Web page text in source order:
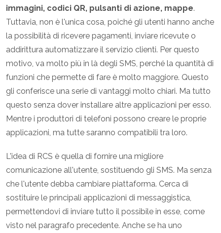
immagini, codici QR, pulsanti di azione, mappe.
Tuttavia, non è l'unica cosa, poiché gli utenti hanno anche
la possibilità di ricevere pagamenti, inviare ricevute o
addirittura automatizzare il servizio clienti. Per questo
motivo, va molto più in là degli SMS, perché la quantità di
funzioni che permette di fare è molto maggiore. Questo
gli conferisce una serie di vantaggi molto chiari. Ma tutto
questo senza dover installare altre applicazioni per esso.
Mentre i produttori di telefoni possono creare le proprie
applicazioni, ma tutte saranno compatibili tra loro.
L'idea di RCS è quella di fornire una migliore
comunicazione all'utente, sostituendo gli SMS. Ma senza
che l'utente debba cambiare piattaforma. Cerca di
sostituire le principali applicazioni di messaggistica,
permettendovi di inviare tutto il possibile in esse, come
visto nel paragrafo precedente. Anche se ha uno